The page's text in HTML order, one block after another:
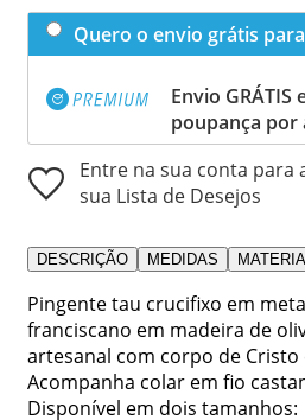
Quero o envio grátis
Envio GRÁTIS
poupança por
Entre na sua conta
sua Lista de Desejos
DESCRIÇÃO MEDIDAS
Pingente tau crucifixo em
franciscano em madeira de
artesanal com corpo de Cristo
Acompanha colar em fio
Disponível em dois tamanhos: